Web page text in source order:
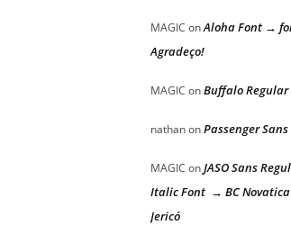
MAGIC onAloha Font →
Agradeço!
MAGIC onBuffalo
nathanonPassenger
MAGIC onJASO Sans
Italic Font → BC Novatica
Jericó